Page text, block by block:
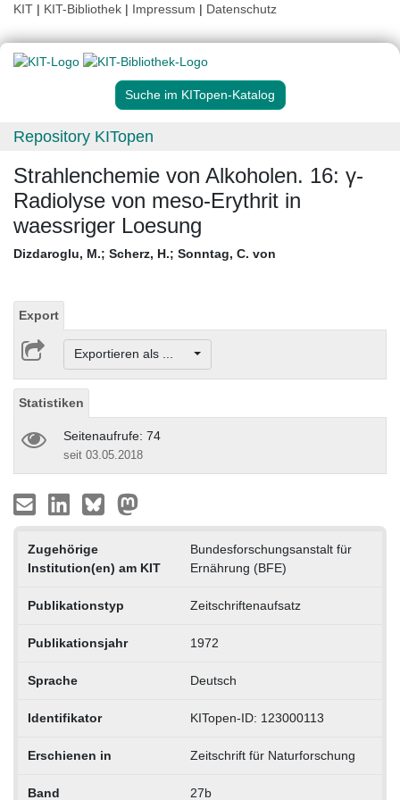
KIT | KIT-Bibliothek | Impressum | Datenschutz
Suche im KITopen-Katalog
Repository KITopen
Strahlenchemie von Alkoholen. 16: γ-
Radiolyse von meso-Erythrit in
waessriger Loesung
Dizdaroglu, M.; Scherz, H.; Sonntag, C. von
Export
Exportieren als ...
Statistiken
Seitenaufrufe: 74
seit 03.05.2018
Zugehörige
Institution(en) am KIT
Bundesforschungsanstalt für
Ernährung (BFE)
Publikationstyp Zeitschriftenaufsatz
Publikationsjahr 1972
Sprache Deutsch
Identifikator KITopen-ID: 123000113
Erschienen in Zeitschrift für Naturforschung
Band 27b